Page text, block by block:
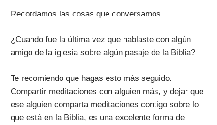
Recordamos las cosas que conversamos.
¿Cuando fue la última vez que hablaste con algún
amigo de la iglesia sobre algún pasaje de la Biblia?
Te recomiendo que hagas esto más seguido.
Compartir meditaciones con alguien más, y dejar que
ese alguien comparta meditaciones contigo sobre lo
que está en la Biblia, es una excelente forma de